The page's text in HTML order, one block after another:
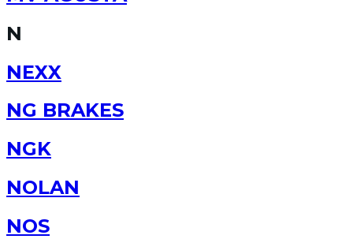
N
NEXX
NG BRAKES
NGK
NOLAN
NOS